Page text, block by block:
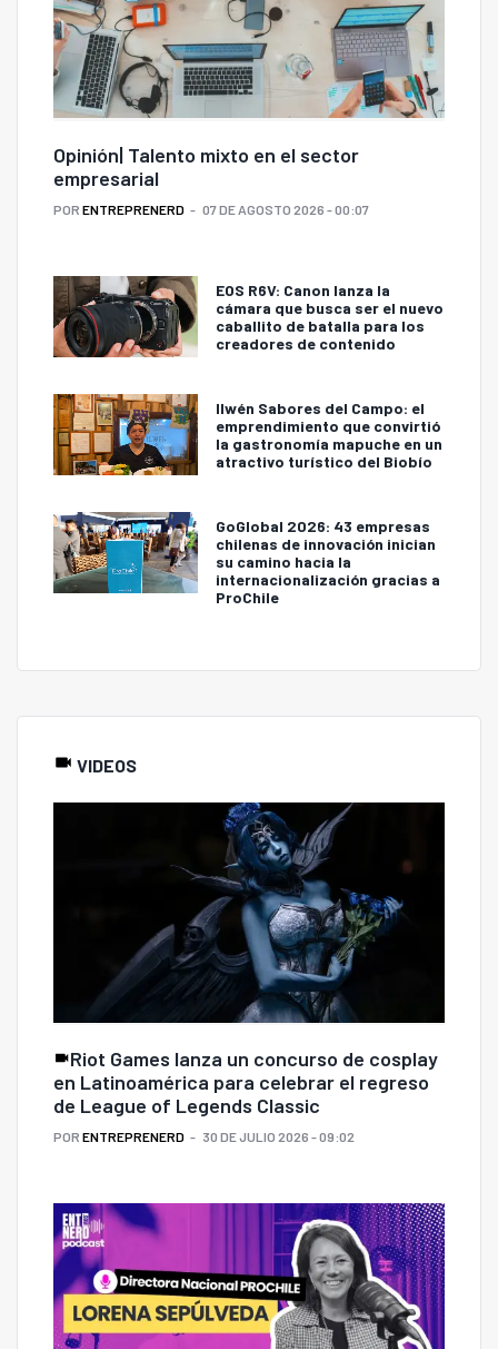
Opinión| Talento mixto en el sector
empresarial
POR ENTREPRENERD 07 DE AGOSTO 2026 - 00:07
EOS R6V: Canon lanza la
cámara que busca ser el nuevo
caballito de batalla para los
creadores de contenido
Ilwén Sabores del Campo: el
emprendimiento que convirtió
la gastronomía mapuche en un
atractivo turístico del Biobío
GoGlobal 2026: 43 empresas
chilenas de innovación inician
su camino hacia la
internacionalización gracias a
ProChile
VIDEOS
Riot Games lanza un concurso de cosplay
en Latinoamérica para celebrar el regreso
de League of Legends Classic
POR ENTREPRENERD 30 DE JULIO 2026 - 09:02